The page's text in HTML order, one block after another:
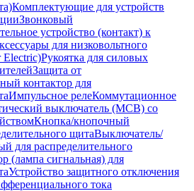
Комплектующие для устройств
Звонковый
устройство (контакт) к
для низковольтного
Electric)Рукоятка для силовых
Защита от
контактор для
Импульсное релеКоммутационное
выключатель (MCB) со
Кнопка/кнопочный
щитаВыключатель/
для распределительного
(лампа сигнальная) для
Устройство защитного отключения
тока